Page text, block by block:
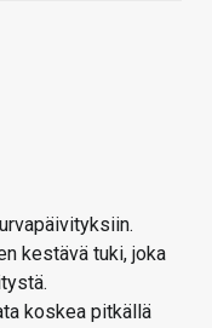
kestävä tuki, joka
koskea pitkällä